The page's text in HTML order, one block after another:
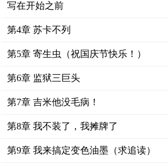
写在开始之前
第4章 苏卡不列
第5章 寄生虫（祝国庆节快乐！）
第6章 监狱三巨头
第7章 吉米他没毛病！
第8章 我不装了，我摊牌了
第9章 我来搞定变色油墨（求追读）